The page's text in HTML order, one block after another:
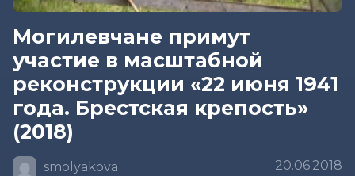
Могилевчане примут
участие в масштабной
реконструкции «22 июня 1941
года. Брестская крепость»
(2018)
smolyakova 20.06.2018